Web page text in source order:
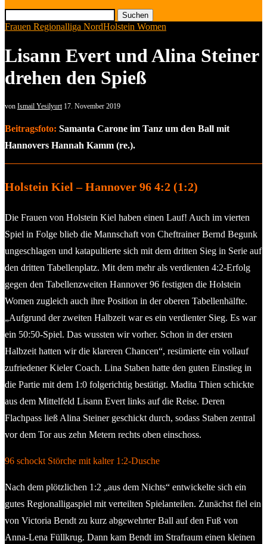
Suchen
Frauen Regionalliga NordHolstein Women
Lisann Evert und Alina Steiner
drehen den Spieß
von Ismail Yesilyurt 17. November 2019
Beitragsfoto: Samanta Carone im Tanz um den Ball mit
Hannovers Hannah Kamm (re.).
Holstein Kiel – Hannover 96 4:2 (1:2)
Die Frauen von Holstein Kiel haben einen Lauf! Auch im vierten
Spiel in Folge blieb die Mannschaft von Cheftrainer Bernd Begunk
ungeschlagen und katapultierte sich mit dem dritten Sieg in Serie auf
den dritten Tabellenplatz. Mit dem mehr als verdienten 4:2-Erfolg
gegen den Tabellenzweiten Hannover 96 festigten die Holstein
Women zugleich auch ihre Position in der oberen Tabellenhälfte.
„Aufgrund der zweiten Halbzeit war es ein verdienter Sieg. Es war
ein 50:50-Spiel. Das wussten wir vorher. Schon in der ersten
Halbzeit hatten wir die klareren Chancen“, resümierte ein vollauf
zufriedener Kieler Coach. Lina Staben hatte den guten Einstieg in
die Partie mit dem 1:0 folgerichtig bestätigt. Madita Thien schickte
aus dem Mittelfeld Lisann Evert links auf die Reise. Deren
Flachpass ließ Alina Steiner geschickt durch, sodass Staben zentral
vor dem Tor aus zehn Metern rechts oben einschoss.
96 schockt Störche mit kalter 1:2-Dusche
Nach dem plötzlichen 1:2 „aus dem Nichts“ entwickelte sich ein
gutes Regionalligaspiel mit verteilten Spielanteilen. Zunächst fiel ein
von Victoria Bendt zu kurz abgewehrter Ball auf den Fuß von
Anna-Lena Füllkrug. Dann kam Bendt im Strafraum einen kleinen